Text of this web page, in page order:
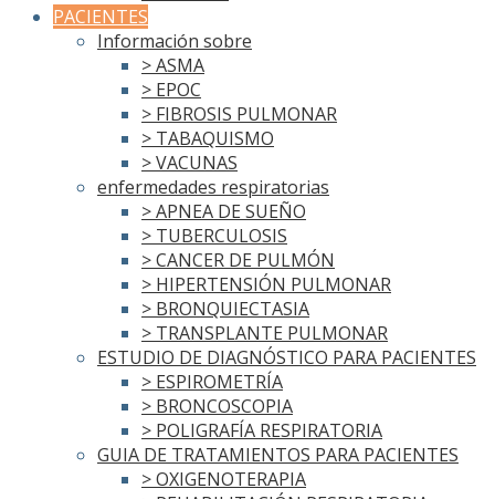
PACIENTES
Información sobre
> ASMA
> EPOC
> FIBROSIS PULMONAR
> TABAQUISMO
> VACUNAS
enfermedades respiratorias
> APNEA DE SUEÑO
> TUBERCULOSIS
> CANCER DE PULMÓN
> HIPERTENSIÓN PULMONAR
> BRONQUIECTASIA
> TRANSPLANTE PULMONAR
ESTUDIO DE DIAGNÓSTICO PARA PACIENTES
> ESPIROMETRÍA
> BRONCOSCOPIA
> POLIGRAFÍA RESPIRATORIA
GUIA DE TRATAMIENTOS PARA PACIENTES
> OXIGENOTERAPIA